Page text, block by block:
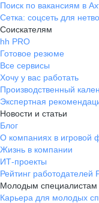
Поиск по вакансиям в
Сетка: соцсеть для
Соискателям
hh PRO
Готовое резюме
Все сервисы
Хочу у вас работать
Производственный
Экспертная
Новости и статьи
Блог
О компаниях в игровой
Жизнь в компании
ИТ-проекты
Рейтинг работодателей
Молодым специалистам
Карьера для молодых